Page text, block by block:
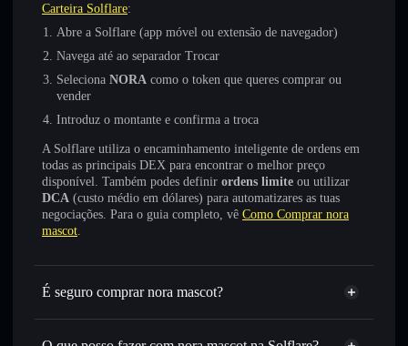
Carteira Solflare:
Abre a Solflare (app móvel ou extensão de navegador)
Navega até ao separador Trocar
Seleciona NORA como o token que queres comprar ou
vender
Introduz o montante e confirma a troca
A Solflare utiliza o encaminhamento inteligente de ordens em
todas as principais DEX para encontrar o melhor preço
disponível. Também podes definir ordens limite ou utilizar
DCA (custo médio em dólares) para automatizares as tuas
negociações. Para o guia completo, vê Como Comprar nora
mascot.
É seguro comprar nora mascot?
nora mascot não está verificado